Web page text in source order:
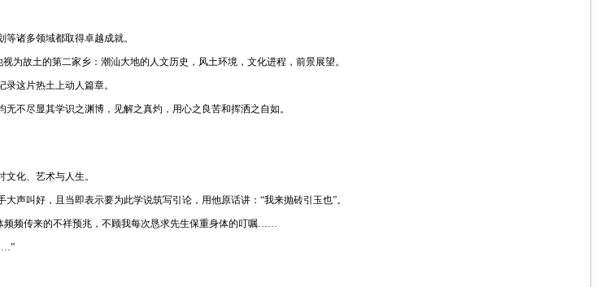
诸多领域都取得卓越成就。
为故土的第二家乡：潮汕大地的人文历史，风土环境，文化进程，前景展望。
这片热土上动人篇章。
不尽显其学识之渊博，见解之真灼，用心之良苦和挥洒之自如。
化、艺术与人生。
声叫好，且当即表示要为此学说筑写引论，用他原话讲： “我来抛砖引玉也”。
频频传来的不祥预兆，不顾我每次恳求先生保重身体的叮嘱……